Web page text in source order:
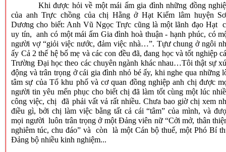
Khi được hỏi về một mái ấm gia đình những đồng
của anh Trực chồng của chị Hằng ở Hạt Kiểm lâm huyện
Dương cho biết: Anh Vũ Ngọc Trực cũng là một lãnh đạo Hạt
uy tín, anh có một mái ấm Gia đình hoà thuận - hạnh phúc, có
người vợ “giỏi việc nước, đảm việc nhà…”. Tựư chung ở ngôi
ấy Cả 2 thế hệ bố mẹ và các con đều đã, đang học và tốt nghiệp
Trường Đại học theo các chuyên ngành khác nhau…Tôi thật sự
động và trân trọng ở cái gia đình nhỏ bé ấy, khi nghe qua những
tâm sự của Tổ khu phố và cơ quan đồng nghiệp anh chị được
người tin yêu mến phục cho biết chị đã làm tốt cùng một lúc
công việc, chị đã phải vất vả rất nhiều. Chưa bao giờ chị xem
điều gì, bởi chị làm việc bằng tất cả cái “tâm” của mình, và
mọi người luôn trân trọng ở một Đảng viên nữ “Cởi mở, thân
nghiêm túc, chu đáo” và còn là một Cán bộ thuế, một Phó Bí
Đảng bộ nhiều kinh nghiệm...